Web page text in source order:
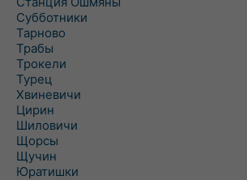
Субботники
Тарново
Трабы
Трокели
Турец
Хвиневичи
Цирин
Шиловичи
Щорсы
Щучин
Юратишки